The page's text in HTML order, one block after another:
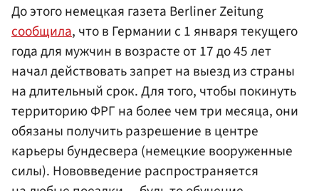
До этого немецкая газета Berliner Zeitung
сообщила, что в Германии с 1 января текущего
года для мужчин в возрасте от 17 до 45 лет
начал действовать запрет на выезд из страны
на длительный срок. Для того, чтобы покинуть
территорию ФРГ на более чем три месяца, они
обязаны получить разрешение в центре
карьеры бундесвера (немецкие вооруженные
силы). Нововведение распространяется